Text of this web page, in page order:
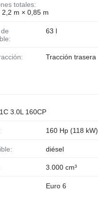
totales:
2,2 m × 0,85 m
63 l
Tracción trasera
3.0L 160CP
160 Hp (118 kW)
diésel
3.000 cm³
Euro 6